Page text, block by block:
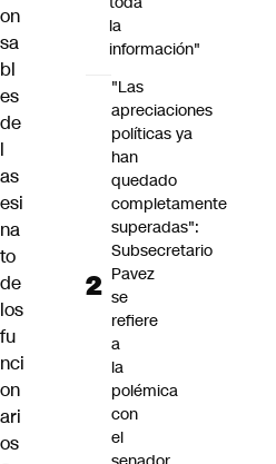
on
sa
bl
es
de
l
as
esi
na
to
de
los
fu
nci
on
ari
os
la
información"
"Las
apreciaciones
políticas ya
han
quedado
completamente
superadas":
Subsecretario
Pavez
se
refiere
a
la
polémica
con
el